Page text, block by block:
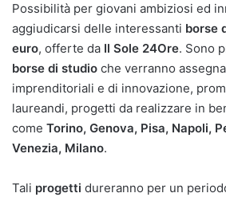
Possibilità per giovani ambiziosi ed
aggiudicarsi delle interessanti borse
euro, offerte da Il Sole 24Ore. Sono
borse di studio che verranno
imprenditoriali e di innovazione,
laureandi, progetti da realizzare in
come Torino, Genova, Pisa, Napoli,
Venezia, Milano.
Tali progetti dureranno per un